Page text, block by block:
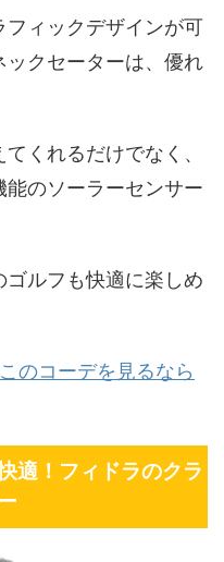
ィックデザインが可
クセーターは、優れ
くれるだけでなく、
のソーラーセンサー
ルフも快適に楽しめ
のコーデを見るなら
適！フィドラのクラ